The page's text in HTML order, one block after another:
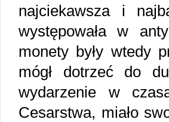
najciekawsza i
występowała w
monety były wtedy
mógł dotrzeć do
wydarzenie w
Cesarstwa, miało